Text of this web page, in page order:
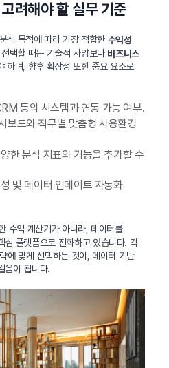
려해야 할 실무 기준
석 목적에 따라 가장 적합한 수익성
택할 때는 기술적 사양보다 비즈니스
하며, 향후 확장성 또한 중요 요소로
등의 시스템과 연동 가능 여부.
보드와 직무별 맞춤형 사용환경
한 분석 지표와 기능을 추가할 수
및 데이터 업데이트 자동화
수익 계산기가 아니라, 데이터를
심 플랫폼으로 진화하고 있습니다. 각
에 맞게 선택하는 것이, 데이터 기반
음이 됩니다.